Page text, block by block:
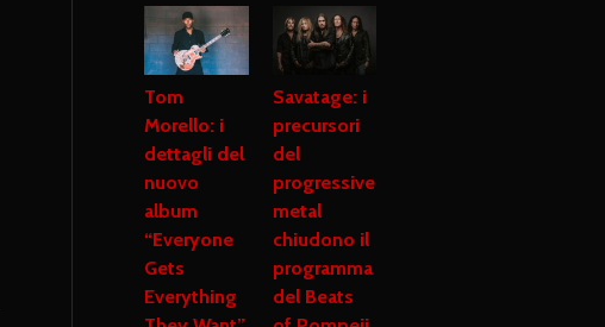
Tom
Morello: i
dettagli del
nuovo
album
“Everyone
Gets
Everything
Savatage: i
precursori
del
progressive
metal
chiudono il
programma
del Beats